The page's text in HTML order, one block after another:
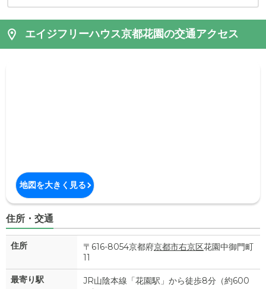
エイジフリーハウス京都花園の交通アクセス
地図を大きく見る
住所・交通
住所 〒616-8054京都府京都市右京区花園中御門町
11
最寄り駅
JR山陰本線「花園駅」から徒歩8分（約600